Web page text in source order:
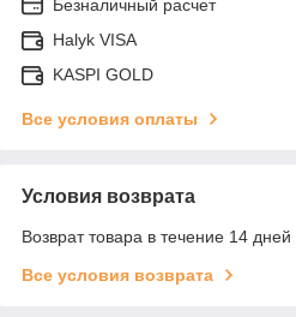
Безналичный расчет
Halyk VISA
KASPI GOLD
Все условия оплаты
Условия возврата
Возврат товара в течение 14
Все условия возврата